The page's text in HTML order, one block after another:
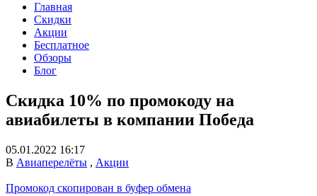
Главная
Скидки
Акции
Бесплатное
Обзоры
Блог
Скидка 10% по промокоду на
авиабилеты в компании Победа
05.01.2022 16:17
В Авиаперелёты , Акции
Промокод скопирован в буфер обмена